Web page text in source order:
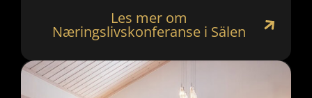
Les mer om
Næringslivskonferanse i Sälen